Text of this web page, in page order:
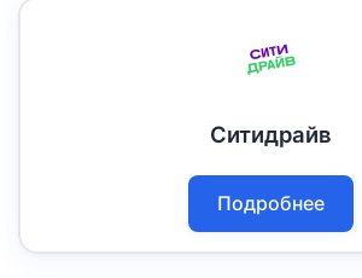
Ситидрайв
Подробнее